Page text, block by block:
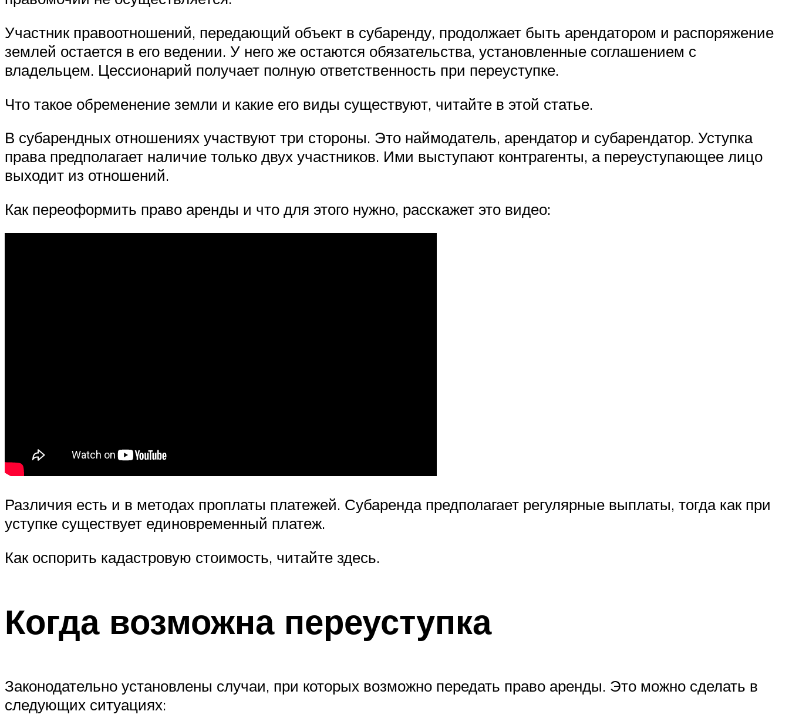
Участник правоотношений, передающий объект в субаренду, продолжает быть арендатором и распоряжение
землей остается в его ведении. У него же остаются обязательства, установленные соглашением с
владельцем. Цессионарий получает полную ответственность при переуступке.
Что такое обременение земли и какие его виды существуют, читайте в этой статье.
В субарендных отношениях участвуют три стороны. Это наймодатель, арендатор и субарендатор. Уступка
права предполагает наличие только двух участников. Ими выступают контрагенты, а переуступающее лицо
выходит из отношений.
Как переоформить право аренды и что для этого нужно, расскажет это видео:
Различия есть и в методах проплаты платежей. Субаренда предполагает регулярные выплаты, тогда как при
уступке существует единовременный платеж.
Как оспорить кадастровую стоимость, читайте здесь.
Когда возможна переуступка
Законодательно установлены случаи, при которых возможно передать право аренды. Это можно сделать в
следующих ситуациях: